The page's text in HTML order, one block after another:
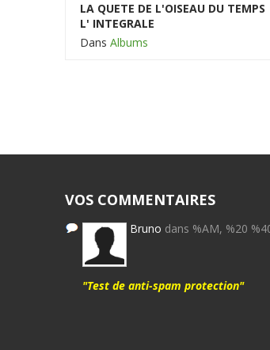
LA QUETE DE L'OISEAU DU TEMPS
L' INTEGRALE
Dans Albums
VOS COMMENTAIRES
Bruno dans %AM, %20
"Test de anti-spam protection"